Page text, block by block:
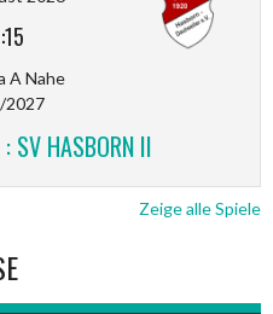
A Nahe
2027
SV HASBORN II
Zeige alle Spiele